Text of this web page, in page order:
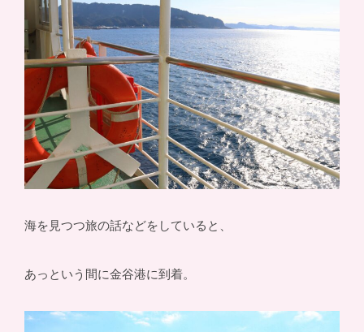
海を見つつ旅の話などをしていると、
あっという間に金谷港に到着。